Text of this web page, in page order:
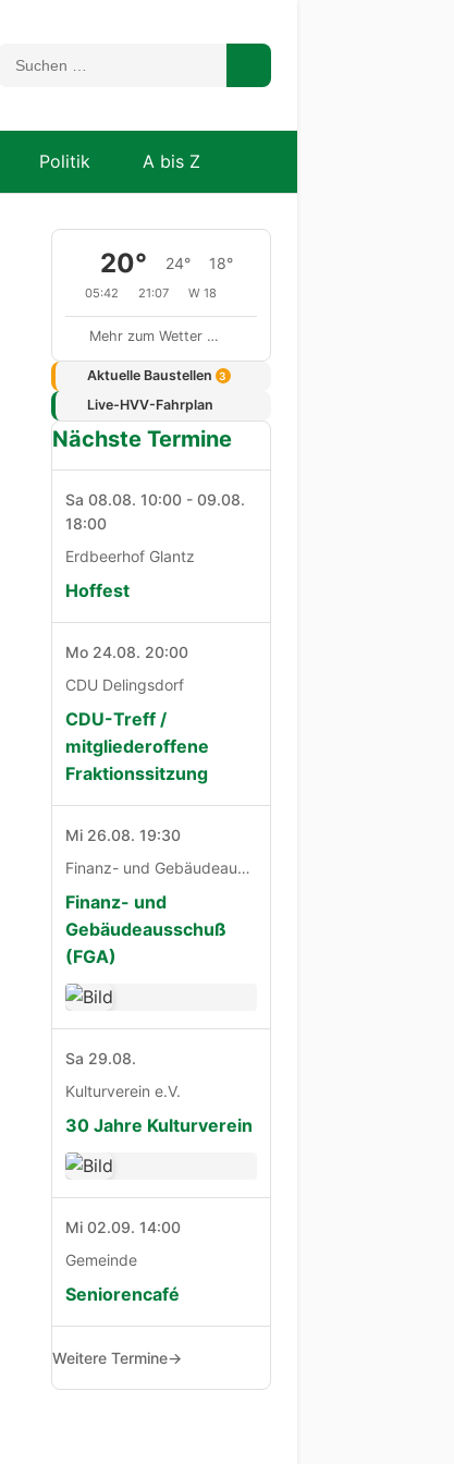
Politik A bis Z
20° 24° 18°
05:42 21:07 W 18
Mehr zum Wetter …
Aktuelle Baustellen 3
Live-HVV-Fahrplan
Nächste Termine
Sa 08.08. 10:00 - 09.08.
18:00
Erdbeerhof Glantz
Hoffest
Mo 24.08. 20:00
CDU Delingsdorf
CDU-Treff /
mitgliederoffene
Fraktionssitzung
Mi 26.08. 19:30
Finanz- und Gebäudeausschuß
Finanz- und
Gebäudeausschuß
(FGA)
Sa 29.08.
Kulturverein e.V.
30 Jahre Kulturverein
Mi 02.09. 14:00
Gemeinde
Seniorencafé
Weitere Termine→